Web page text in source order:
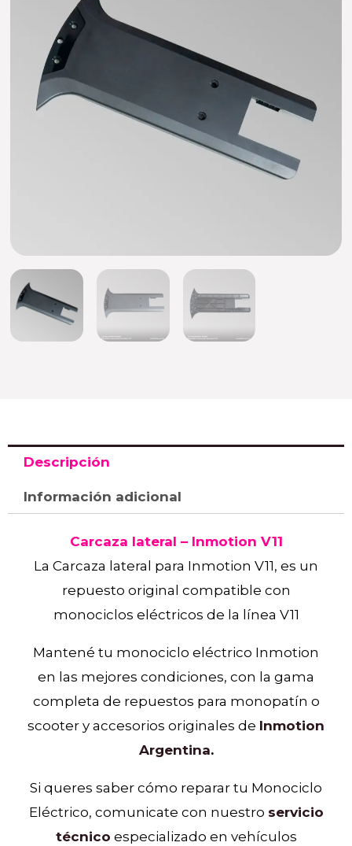
Descripción
Información adicional
Carcaza lateral – Inmotion V11
La Carcaza lateral para Inmotion V11, es un
repuesto original compatible con
monociclos eléctricos de la línea V11
Mantené tu monociclo eléctrico Inmotion
en las mejores condiciones, con la gama
completa de repuestos para monopatín o
scooter y accesorios originales de Inmotion
Argentina.
Si queres saber cómo reparar tu Monociclo
Eléctrico, comunicate con nuestro servicio
técnico especializado en vehículos